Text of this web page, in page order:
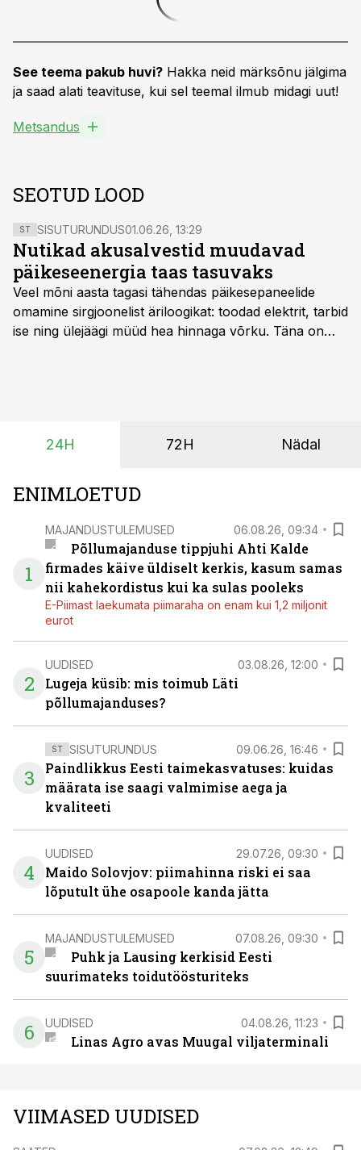
See teema pakub huvi? Hakka neid märksõnu jälgima
ja saad alati teavituse, kui sel teemal ilmub midagi uut!
Metsandus
SEOTUD LOOD
ST SISUTURUNDUS01.06.26, 13:29
Nutikad akusalvestid muudavad
päikeseenergia taas tasuvaks
Veel mõni aasta tagasi tähendas päikesepaneelide
omamine sirgjoonelist äriloogikat: toodad elektrit, tarbid
ise ning ülejäägi müüd hea hinnaga võrku. Täna on
põllumajandusettevõtete jaoks üheks olulisemaks
24H 72H Nädal
ENIMLOETUD
1
MAJANDUSTULEMUSED 06.08.26, 09:34
Põllumajanduse tippjuhi Ahti Kalde
firmades käive üldiselt kerkis, kasum samas
nii kahekordistus kui ka sulas pooleks
E-Piimast laekumata piimaraha on enam kui 1,2 miljonit
eurot
2
UUDISED 03.08.26, 12:00
Lugeja küsib: mis toimub Läti
põllumajanduses?
3
ST SISUTURUNDUS 09.06.26, 16:46
Paindlikkus Eesti taimekasvatuses: kuidas
määrata ise saagi valmimise aega ja
kvaliteeti
4
UUDISED 29.07.26, 09:30
Maido Solovjov: piimahinna riski ei saa
lõputult ühe osapoole kanda jätta
5
MAJANDUSTULEMUSED 07.08.26, 09:30
Puhk ja Lausing kerkisid Eesti
suurimateks toidutöösturiteks
6 UUDISED 04.08.26, 11:23
Linas Agro avas Muugal viljaterminali
VIIMASED UUDISED